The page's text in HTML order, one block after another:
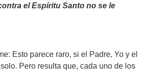
el Espíritu Santo no se le
Esto parece raro, si el Padre, Yo y el
Pero resulta que, cada uno de los